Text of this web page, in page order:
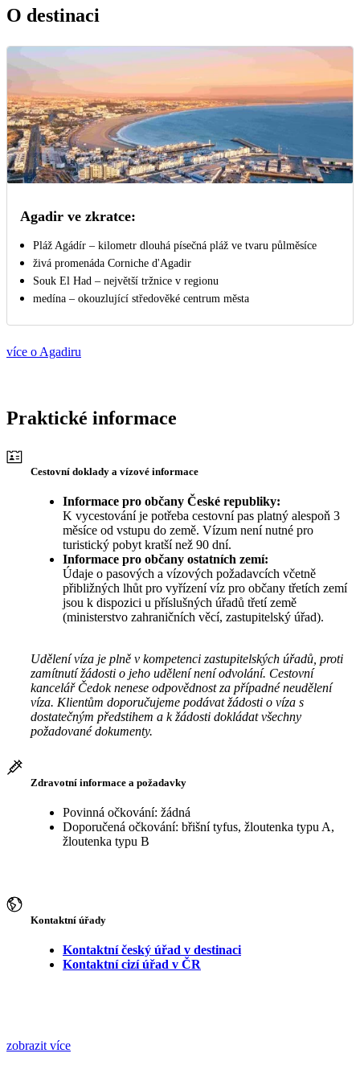
O destinaci
Agadir ve zkratce:
Pláž Agádír – kilometr dlouhá písečná pláž ve tvaru půlměsíce
živá promenáda Corniche d'Agadir
Souk El Had – největší tržnice v regionu
medína – okouzlující středověké centrum města
více o Agadiru
Praktické informace
Cestovní doklady a vízové informace
Informace pro občany České republiky:
K vycestování je potřeba cestovní pas platný alespoň 3
měsíce od vstupu do země. Vízum není nutné pro
turistický pobyt kratší než 90 dní.
Informace pro občany ostatních zemí:
Údaje o pasových a vízových požadavcích včetně
přibližných lhůt pro vyřízení víz pro občany třetích zemí
jsou k dispozici u příslušných úřadů třetí země
(ministerstvo zahraničních věcí, zastupitelský úřad).
Udělení víza je plně v kompetenci zastupitelských úřadů, proti
zamítnutí žádosti o jeho udělení není odvolání. Cestovní
kancelář Čedok nenese odpovědnost za případné neudělení
víza. Klientům doporučujeme podávat žádosti o víza s
dostatečným předstihem a k žádosti dokládat všechny
požadované dokumenty.
Zdravotní informace a požadavky
Povinná očkování: žádná
Doporučená očkování: břišní tyfus, žloutenka typu A,
žloutenka typu B
Kontaktní úřady
Kontaktní český úřad v destinaci
Kontaktní cizí úřad v ČR
zobrazit více